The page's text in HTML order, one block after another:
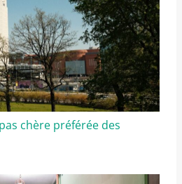
chère préférée des